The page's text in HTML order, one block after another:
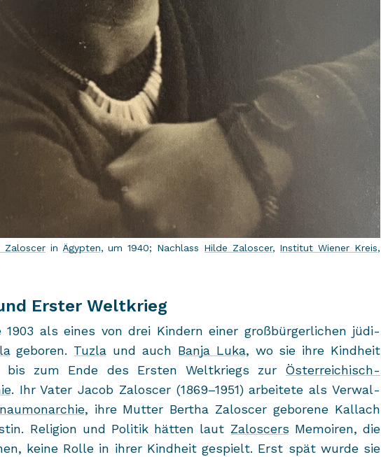
Za­lo­s­cer in Ägyp­ten, um 1940; Nach­lass Hilde Za­lo­s­cer, In­sti­tut Wie­ner Kreis,
Erster Weltkrieg
1903 als eines von drei Kin­dern einer groß­bür­ger­li­chen jü­di­
ge­bo­ren. Tuzla und auch Banja Luka, wo sie ihre Kind­heit
bis zum Ende des Ers­ten Welt­kriegs zur Österreichisch-​
. Ihr Vater Jacob Za­lo­s­cer (1869–1951) ar­bei­te­te als Ver­wal­
, ihre Mut­ter Ber­tha Za­lo­s­cer ge­bo­re­ne Kal­lach
Re­li­gi­on und Po­li­tik hät­ten laut Za­lo­s­cers Me­moi­ren, die
keine Rolle in ihrer Kind­heit ge­spielt. Erst spät wurde sie